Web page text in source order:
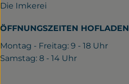
Die Imkerei
ÖFFNUNGSZEITEN HOFLADEN
Montag - Freitag: 9 - 18 Uhr
Samstag: 8 - 14 Uhr